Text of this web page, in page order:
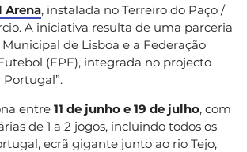
Arena, instalada no Terreiro do Paço /
A iniciativa resulta de uma parceria
de Lisboa e a Federação
(FPF), integrada no projecto
entre 11 de junho e 19 de julho, com
de 1 a 2 jogos, incluindo todos os
ecrã gigante junto ao rio Tejo,